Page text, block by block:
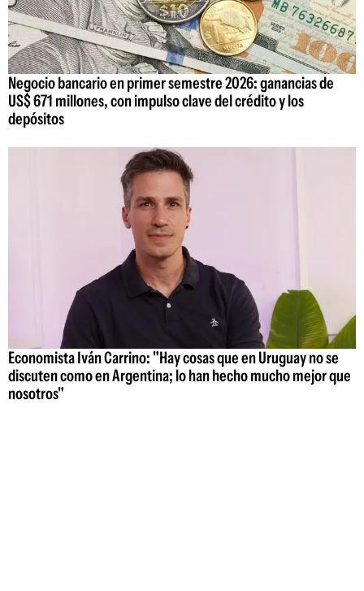
Negocio bancario en primer semestre 2026: ganancias de
US$ 671 millones, con impulso clave del crédito y los
depósitos
Economista Iván Carrino: "Hay cosas que en Uruguay no se
discuten como en Argentina; lo han hecho mucho mejor que
nosotros"